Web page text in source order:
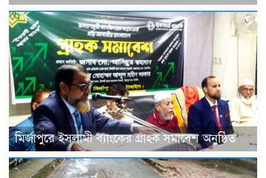
মির্জাপুরে ইসলামী ব্যাংকের গ্রাহক সমাবেশ অনুষ্ঠিত